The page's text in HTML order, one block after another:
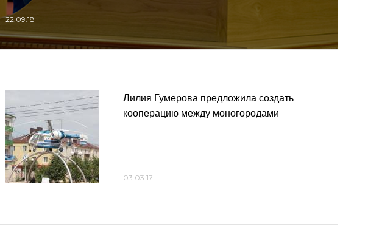
22.09.18
Лилия Гумерова предложила создать
кооперацию между моногородами
03.03.17